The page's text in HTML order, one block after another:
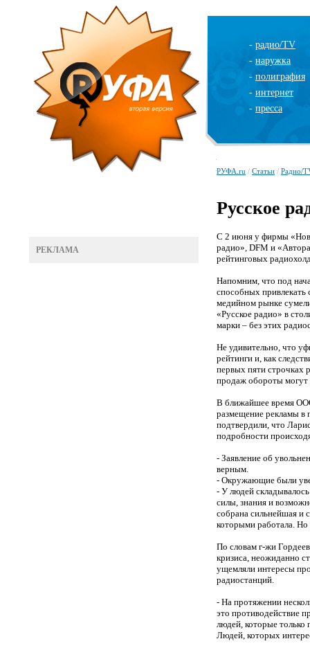
- радио/TV
- наружка
- полиграфия
- интернет
- пресса
РЕКЛАМА
РУФА.ru / Статьи / Радио/
Русское
С 2 июня у фирмы
радио», DFM и
рейтинговых
Напомним, что под
способных привлекать
медийном рынке
«Русское радио» в
марки – без этих
Не удивительно, что
рейтинги и, как
первых пяти строчках
продаж обороты
В ближайшее время
размещение рекламы в
подтвердили, что
подробности
- Заявление об
верным.
- Окружающие были
- У людей
силы, знания и
собрана сильнейшая и
которыми работала.
По словам г-жи
кризиса, неожиданно
ущемляли интересы
радиостанций.
- На протяжении
это противодействие
людей, которые только
Людей, которых